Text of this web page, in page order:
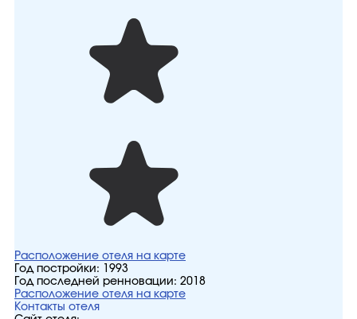
Расположение отеля на карте
Год постройки:
1993
Год последней ренновации: 2018
Расположение отеля на карте
Контакты отеля